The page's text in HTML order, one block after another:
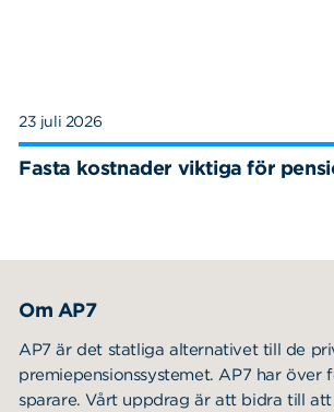
23 juli 2026
Fasta kostnader viktiga för
Om AP7
AP7 är det statliga alternativet till de
premiepensionssystemet. AP7 har över
sparare. Vårt uppdrag är att bidra till